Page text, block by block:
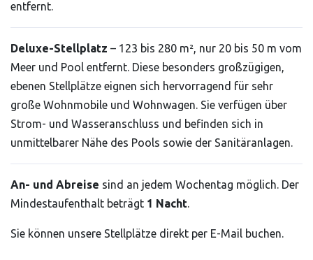
entfernt.
Deluxe-Stellplatz – 123 bis 280 m², nur 20 bis 50 m vom
Meer und Pool entfernt. Diese besonders großzügigen,
ebenen Stellplätze eignen sich hervorragend für sehr
große Wohnmobile und Wohnwagen. Sie verfügen über
Strom- und Wasseranschluss und befinden sich in
unmittelbarer Nähe des Pools sowie der Sanitäranlagen.
An- und Abreise sind an jedem Wochentag möglich. Der
Mindestaufenthalt beträgt 1 Nacht.
Sie können unsere Stellplätze direkt per E-Mail buchen.